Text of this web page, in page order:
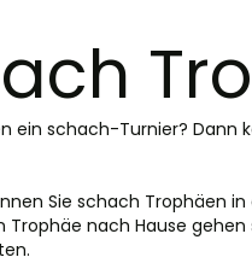
ein schach-Turnier? Dann
Sie schach Trophäen
Trophäe nach Hause